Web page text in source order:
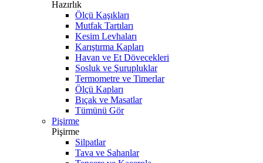
Hazırlık
Ölçü Kaşıkları
Mutfak Tartıları
Kesim Levhaları
Karıştırma Kapları
Havan ve Et Dövecekleri
Sosluk ve Şurupluklar
Termometre ve Timerlar
Ölçü Kapları
Bıçak ve Masatlar
Tümünü Gör
Pişirme
Pişirme
Silpatlar
Tava ve Sahanlar